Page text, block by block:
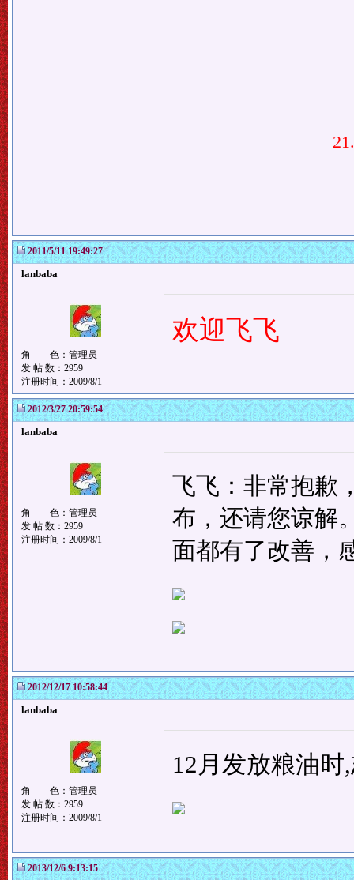
2011/5/11 19:49:27
lanbaba
角 色：管理员
发 帖 数：2959
注册时间：2009/8/1
欢迎飞飞
2012/3/27 20:59:54
lanbaba
角 色：管理员
发 帖 数：2959
注册时间：2009/8/1
飞飞：非常抱歉
布，还请您谅解
面都有了改善，
2012/12/17 10:58:44
lanbaba
角 色：管理员
发 帖 数：2959
注册时间：2009/8/1
12月发放粮油
2013/12/6 9:13:15